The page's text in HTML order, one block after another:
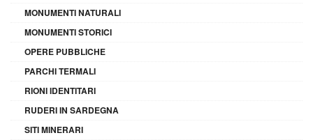
MONUMENTI NATURALI
MONUMENTI STORICI
OPERE PUBBLICHE
PARCHI TERMALI
RIONI IDENTITARI
RUDERI IN SARDEGNA
SITI MINERARI